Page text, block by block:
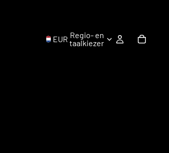
EUR Regio- en
taalkiezer